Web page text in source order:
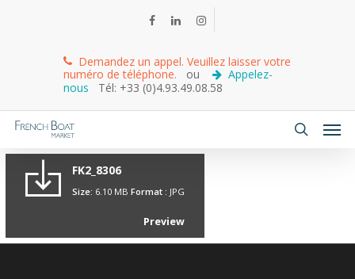
Demandez un appel. Veuillez laisser votre
numéro de téléphone. ou
Appelez-
nous
Tél: +33 (0)4.93.49.08.58
FK2_8306
Size: 6.10 MB Format : JPG
Preview